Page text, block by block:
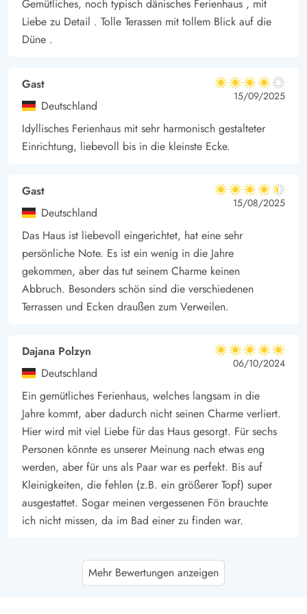
Gemütliches, noch typisch dänisches Ferienhaus , mit
Liebe zu Detail . Tolle Terassen mit tollem Blick auf die
Düne .
Gast
Deutschland
4 von 5
4 von 5
4 out of 5
15/09/2025
Idyllisches Ferienhaus mit sehr harmonisch gestalteter
Einrichtung, liebevoll bis in die kleinste Ecke.
Gast
Deutschland
4.5 von 5
4.5 von 5
4.5 out of 5
15/08/2025
Das Haus ist liebevoll eingerichtet, hat eine sehr
persönliche Note. Es ist ein wenig in die Jahre
gekommen, aber das tut seinem Charme keinen
Abbruch. Besonders schön sind die verschiedenen
Terrassen und Ecken draußen zum Verweilen.
Dajana Polzyn
Deutschland
5 von 5
5 von 5
5 out of 5
06/10/2024
Ein gemütliches Ferienhaus, welches langsam in die
Jahre kommt, aber dadurch nicht seinen Charme verliert.
Hier wird mit viel Liebe für das Haus gesorgt. Für sechs
Personen könnte es unserer Meinung nach etwas eng
werden, aber für uns als Paar war es perfekt. Bis auf
Kleinigkeiten, die fehlen (z.B. ein größerer Topf) super
ausgestattet. Sogar meinen vergessenen Fön brauchte
ich nicht missen, da im Bad einer zu finden war.
Deutschland
5 von 5
5 out of 5
Mehr Bewertungen anzeigen